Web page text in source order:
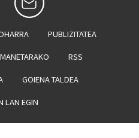
PUBLIZITATEA
RSS
GOIENA TALDEA
LAN EGIN